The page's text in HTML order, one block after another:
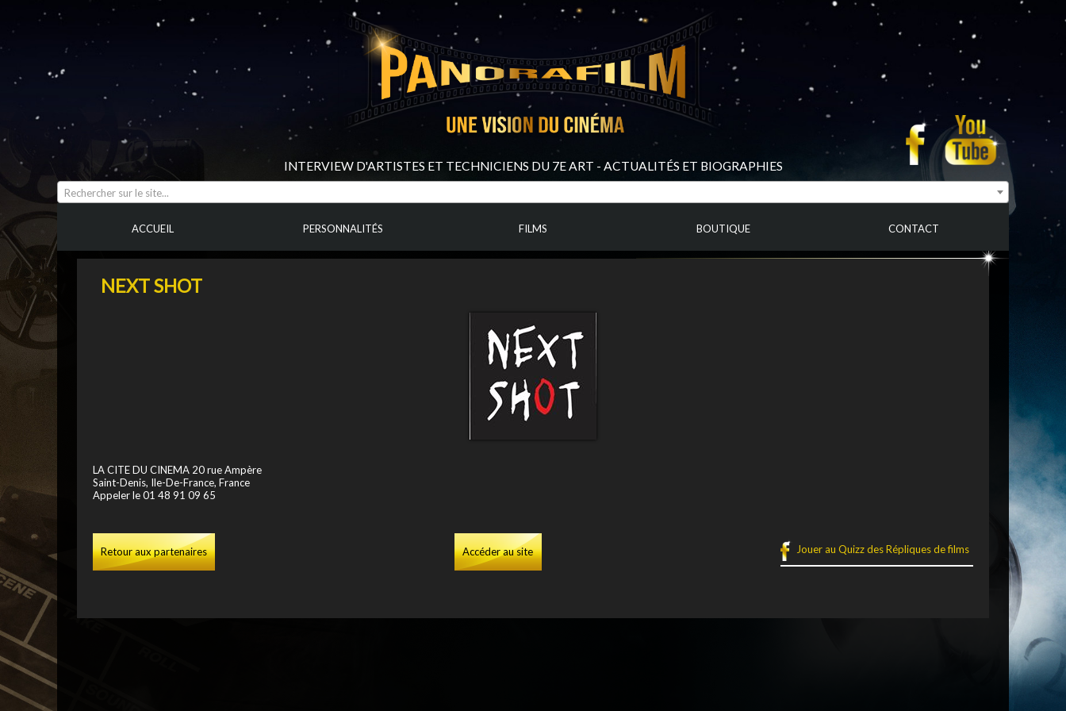
INTERVIEW D'ARTISTES ET TECHNICIENS DU 7E ART - ACTUALITÉS ET BIOGRAPHIES
Rechercher sur le site...
ACCUEIL PERSONNALITÉS FILMS BOUTIQUE CONTACT
NEXT SHOT
LA CITE DU CINEMA 20 rue Ampère
Saint-Denis, Ile-De-France, France
Appeler le 01 48 91 09 65
Retour aux partenaires Accéder au site Jouer au Quizz des Répliques de films